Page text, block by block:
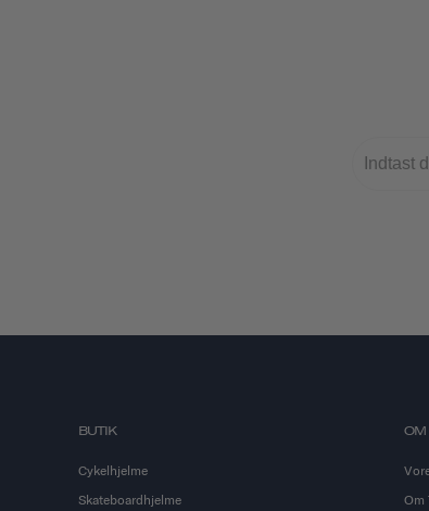
BUTIK
Cykelhjelme
Skateboardhjelme
OM
Om